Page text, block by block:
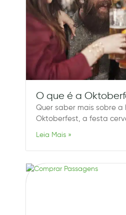
O que é a
Quer saber mais sobre a
Oktoberfest, a festa
Leia Mais »